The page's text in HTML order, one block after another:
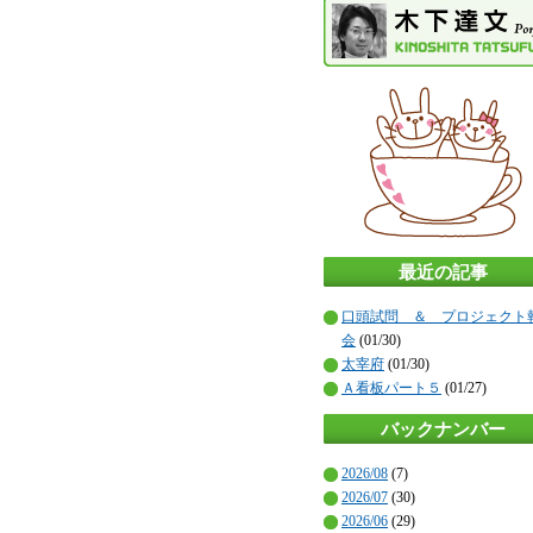
最近の記事
口頭試問 ＆ プロジェクト
会 (01/30)
太宰府 (01/30)
Ａ看板パート５ (01/27)
バックナンバー
2026/08 (7)
2026/07 (30)
2026/06 (29)